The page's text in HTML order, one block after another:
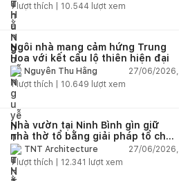
1lượt thích | 10.544 lượt xem
Ngôi nhà mang cảm hứng Trung
Hoa với kết cấu lộ thiên hiện đại
Nguyễn Thu Hằng
27/06/2026,
1lượt thích | 10.649 lượt xem
Nhà vườn tại Ninh Bình gìn giữ
nhà thờ tổ bằng giải pháp tổ chức
lại không gian
TNT Architecture
27/06/2026,
1lượt thích | 12.341 lượt xem